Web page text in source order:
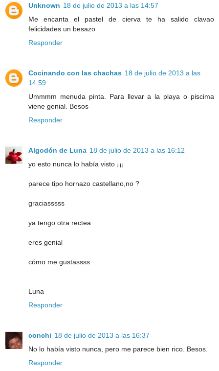
Unknown 18 de julio de 2013 a las 14:57
Me encanta el pastel de cierva te ha salido clavao
felicidades un besazo
Responder
Cocinando con las chachas 18 de julio de 2013 a las
14:59
Ummmm menuda pinta. Para llevar a la playa o piscima
viene genial. Besos
Responder
Algodón de Luna 18 de julio de 2013 a las 16:12
yo esto nunca lo había visto ¡¡¡
parece tipo hornazo castellano,no ?
graciasssss
ya tengo otra rectea
eres genial
cómo me gustassss
Luna
Responder
conchi 18 de julio de 2013 a las 16:37
No lo había visto nunca, pero me parece bien rico. Besos.
Responder